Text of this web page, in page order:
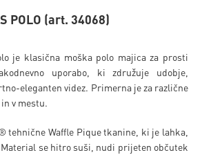
POLO (art. 34068)
je klasična moška polo majica za prosti
uporabo, ki združuje udobje,
eleganten videz. Primerna je za različne
v mestu.
tehnične Waffle Pique tkanine, ki je lahka,
Material se hitro suši, nudi prijeten občutek